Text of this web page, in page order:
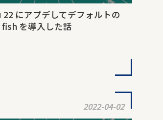
にアプデしてデフォルトの
を導入した話
2022-04-02